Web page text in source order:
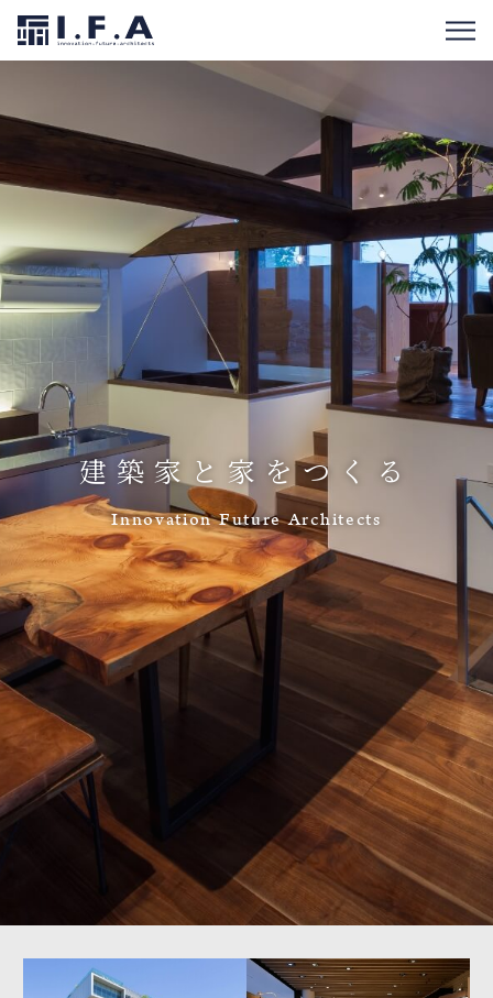
建築家と家をつくる
Innovation Future Architects